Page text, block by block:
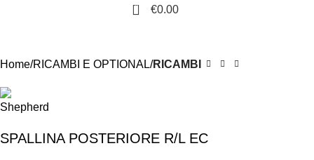
0 €0.00
Home RICAMBI E OPTIONAL RICAMBI
SPALLINA POSTERIORE R/L EC